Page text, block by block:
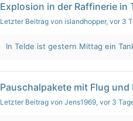
Explosion in der Raffinerie in
Letzter Beitrag von islandhopper, vor 3
In Telde ist gestern Mittag ein
Pauschalpakete mit Flug
Letzter Beitrag von Jens1969, vor 3